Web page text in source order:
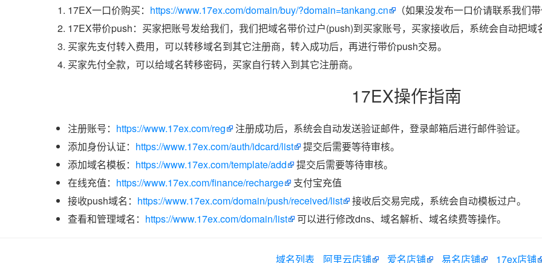
17EX一口价购买： https://www.17ex.com/domain/buy/?domain=tankang.cn
（如果没发布一口价请联系我们带
17EX带价push：买家把账号发给我们，我们把域名带价过户(push)到买家账号，买家接收后，系统会自动把域
买家先支付转入费用，可以转移域名到其它注册商，转入成功后，再进行带价push交易。
买家先付全款，可以给域名转移密码，买家自行转入到其它注册商。
17EX操作指南
注册账号： https://www.17ex.com/reg
注册成功后，系统会自动发送验证邮件，登录邮箱后进行邮件验证。
添加身份认证： https://www.17ex.com/auth/idcard/list
提交后需要等待审核。
添加域名模板： https://www.17ex.com/template/add
提交后需要等待审核。
在线充值： https://www.17ex.com/finance/recharge
支付宝充值
接收push域名： https://www.17ex.com/domain/push/received/list
接收后交易完成，系统会自动模板过户。
查看和管理域名： https://www.17ex.com/domain/list 可以进行修改dns、域名解析、域名续费等操作。
域名列表 阿里云店铺 爱名店铺 易名店铺 17ex店铺